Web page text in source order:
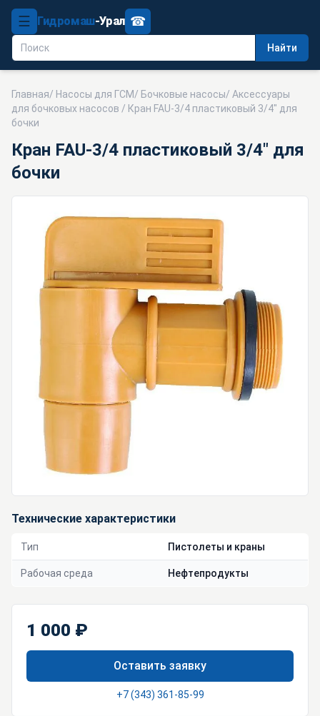
☰ Гидромаш-Урал
Найти
☎
Главная/ Насосы для ГСМ/ Бочковые насосы/ Аксессуары
для бочковых насосов / Кран FAU-3/4 пластиковый 3/4" для
бочки
Кран FAU-3/4 пластиковый 3/4" для
бочки
Технические характеристики
Тип Пистолеты и краны
Рабочая среда Нефтепродукты
1 000 ₽
Оставить заявку
+7 (343) 361-85-99